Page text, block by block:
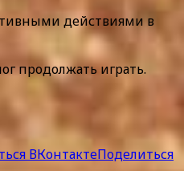
действиями в
продолжать играть.
ВКонтактеПоделиться